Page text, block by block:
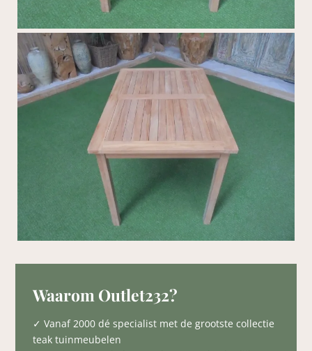
Waarom Outlet232?
✓ Vanaf 2000 dé specialist met de grootste collectie
teak tuinmeubelen